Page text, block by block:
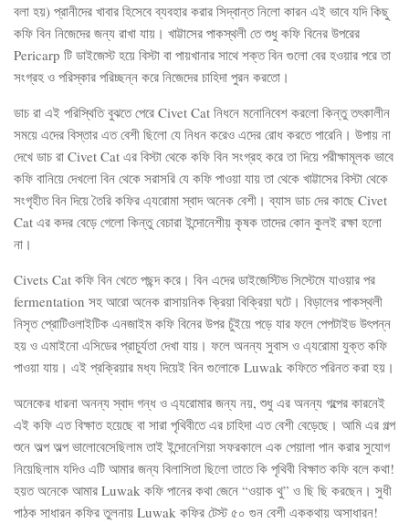
বলা হয়) প্রানীদের খাবার হিসেবে ব্যবহার করার সিদ্বান্ত নিলো কারন এই ভাবে যদি কিছু
কফি বিন নিজেদের জন্য রাখা যায়। খাট্টাসের পাকস্থলী তে শুধু কফি বিনের উপরের
Pericarp টি ডাইজেস্ট হয়ে বিস্টা বা পায়খানার সাথে শক্ত বিন গুলো বের হওয়ার পরে তা
সংগ্রহ ও পরিস্কার পরিচ্ছন্ন করে নিজেদের চাহিদা পুরন করতো।
ডাচ রা এই পরিস্থিতি বুঝতে পেরে Civet Cat নিধনে মনোনিবেশ করলো কিন্তু তৎকালীন
সময়ে এদের বিস্তার এত বেশী ছিলো যে নিধন করেও এদের রোধ করতে পারেনি। উপায় না
দেখে ডাচ রা Civet Cat এর বিস্টা থেকে কফি বিন সংগ্রহ করে তা দিয়ে পরীক্ষামূলক ভাবে
কফি বানিয়ে দেখলো বিন থেকে সরাসরি যে কফি পাওয়া যায় তা থেকে খাট্টাসের বিস্টা থেকে
সংগৃহীত বিন দিয়ে তৈরি কফির এ্যরোমা স্বাদ অনেক বেশী। ব্যাস ডাচ দের কাছে Civet
Cat এর কদর বেড়ে গেলো কিন্তু বেচারা ইন্দোনেশীয় কৃষক তাদের কোন কুলই রক্ষা হলো
না।
Civets Cat কফি বিন খেতে পছন্দ করে। বিন এদের ডাইজেস্টিভ সিস্টেমে যাওয়ার পর
fermentation সহ আরো অনেক রাসায়নিক ক্রিয়া বিক্রিয়া ঘটে। বিড়ালের পাকস্থলী
নিসৃত প্রোটিওলাইটিক এনজাইম কফি বিনের উপর চুঁইয়ে পড়ে যার ফলে পেপটাইড উৎপন্ন
হয় ও এমাইনো এসিডের প্রাচুর্যতা দেখা যায়। ফলে অনন্য সুবাস ও এ্যরোমা যুক্ত কফি
পাওয়া যায়। এই প্রক্রিয়ার মধ্য দিয়েই বিন গুলোকে Luwak কফিতে পরিনত করা হয়।
অনেকের ধারনা অনন্য স্বাদ গন্ধ ও এ্যরোমার জন্য নয়, শুধু এর অনন্য গল্পের কারনেই
এই কফি এত বিক্ষাত হয়েছে বা সারা পৃথিবীতে এর চাহিদা এত বেশী বেড়েছে। আমি এর গল্প
শুনে অল্প অল্প ভালোবেসেছিলাম তাই ইন্দোনেশিয়া সফরকালে এক পেয়ালা পান করার সুযোগ
নিয়েছিলাম যদিও এটি আমার জন্য বিলাসিতা ছিলো তাতে কি পৃথিবী বিক্ষাত কফি বলে কথা!
হয়ত অনেকে আমার Luwak কফি পানের কথা জেনে “ওয়াক থু” ও ছি ছি করছেন। সুধী
পাঠক সাধারন কফির তুলনায় Luwak কফির টেস্ট ৫০ গুন বেশী এককথায় অসাধারন!